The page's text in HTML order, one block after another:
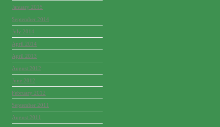
January 2015
September 2014
July 2014
April 2014
April 2013
August 2012
June 2012
February 2012
September 2011
August 2011